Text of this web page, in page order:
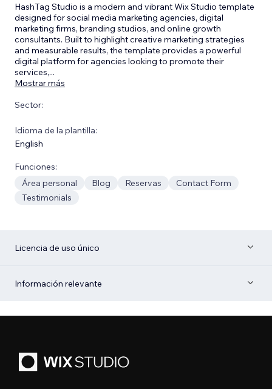
HashTag Studio is a modern and vibrant Wix Studio template
designed for social media marketing agencies, digital
marketing firms, branding studios, and online growth
consultants. Built to highlight creative marketing strategies
and measurable results, the template provides a powerful
digital platform for agencies looking to promote their
services,...
Mostrar más
Sector:
Idioma de la plantilla:
English
Funciones:
Área personal
Blog Reservas
Contact Form
Testimonials
Licencia de uso único
Información relevante